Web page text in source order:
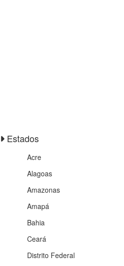
Estados
Acre
Alagoas
Amazonas
Amapá
Bahia
Ceará
Distrito Federal